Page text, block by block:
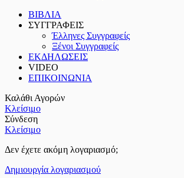
ΒΙΒΛΙΑ
ΣΥΓΓΡΑΦΕΙΣ
Έλληνες Συγγραφείς
Ξένοι Συγγραφείς
ΕΚΔΗΛΩΣΕΙΣ
VIDEO
ΕΠΙΚΟΙΝΩΝΙΑ
Καλάθι Αγορών
Κλείσιμο
Σύνδεση
Κλείσιμο
Δεν έχετε ακόμη λογαριασμό;
Δημιουργία λογαριασμού